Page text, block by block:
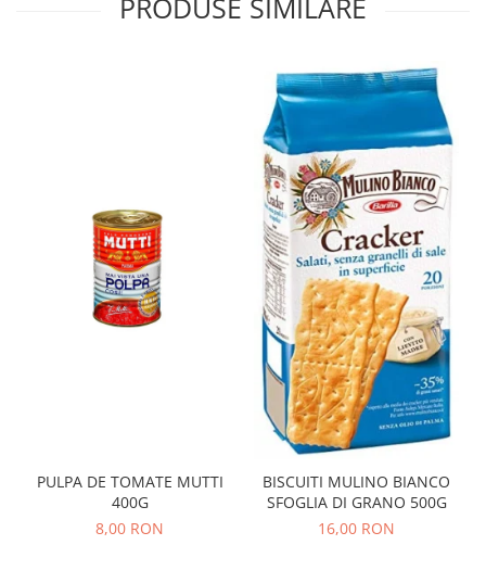
PRODUSE SIMILARE
PULPA DE TOMATE MUTTI
400G
8,00 RON
BISCUITI MULINO BIANCO
SFOGLIA DI GRANO 500G
16,00 RON